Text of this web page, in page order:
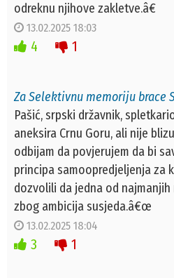
odreknu njihove zakletve.â€
13.02.2025 18:03
4 1
Za Selektivnu memoriju brace
Pašić, srpski državnik,
aneksira Crnu Goru, ali nije
odbijam da povjerujem da bi
principa samoopredjeljenja za
dozvolili da jedna od
zbog ambicija susjeda.â€œ
13.02.2025 18:04
3 1